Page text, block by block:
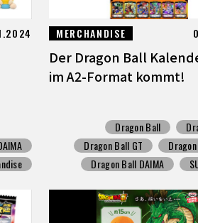
MERCHANDISE
Der Dragon Ball
im A2-Format kommt!
Dragon Ball
Dragon Ball GT
Dragon Ball DAIMA